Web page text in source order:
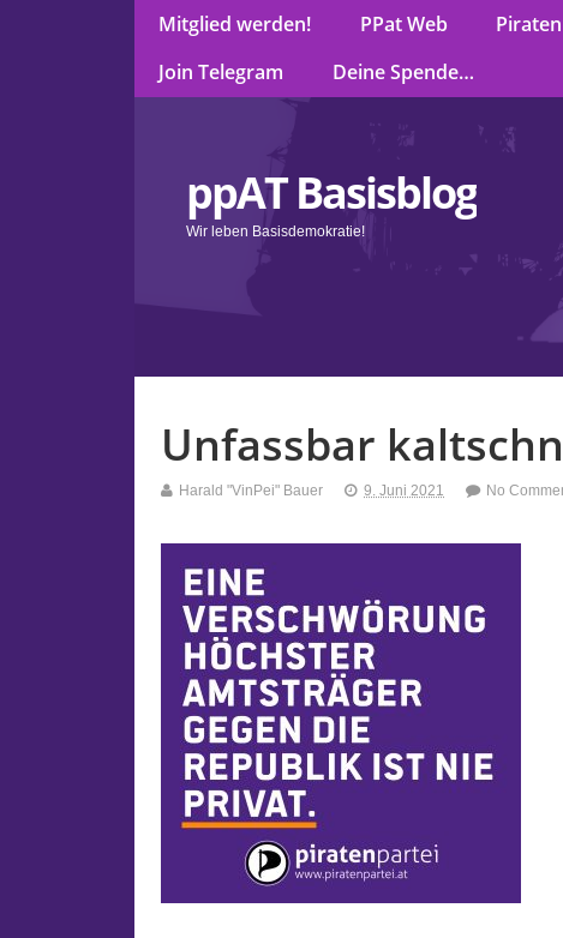
Mitglied werden! PPat Web
Join Telegram
Deine Spende…
ppAT Basisblog
Wir leben Basisdemokratie!
Unfassbar
Harald "VinPei" Bauer 9. Juni 2021 No